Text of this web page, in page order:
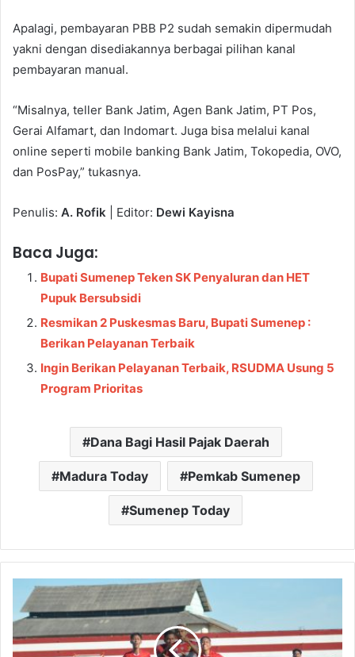
Apalagi, pembayaran PBB P2 sudah semakin dipermudah
yakni dengan disediakannya berbagai pilihan kanal
pembayaran manual.
“Misalnya, teller Bank Jatim, Agen Bank Jatim, PT Pos,
Gerai Alfamart, dan Indomart. Juga bisa melalui kanal
online seperti mobile banking Bank Jatim, Tokopedia, OVO,
dan PosPay,” tukasnya.
Penulis: A. Rofik | Editor: Dewi Kayisna
Baca Juga:
Bupati Sumenep Teken SK Penyaluran dan HET
Pupuk Bersubsidi
Resmikan 2 Puskesmas Baru, Bupati Sumenep :
Berikan Pelayanan Terbaik
Ingin Berikan Pelayanan Terbaik, RSUDMA Usung 5
Program Prioritas
Dana Bagi Hasil Pajak Daerah
Madura Today Pemkab Sumenep
Sumenep Today